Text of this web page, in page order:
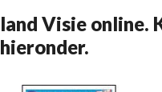
Visie online.